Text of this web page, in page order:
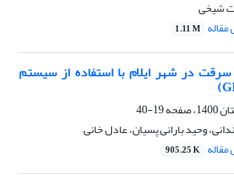
شیخی
1.11 M
در شهر ایلام با استفاده از سیستم
19-40
وحید بارانی پسیان، عادل خانی
905.25 K